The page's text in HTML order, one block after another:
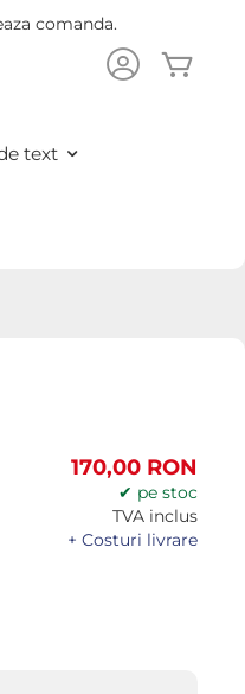
comanda.
text
170,00 RON
✔ pe stoc
TVA inclus
+ Costuri livrare